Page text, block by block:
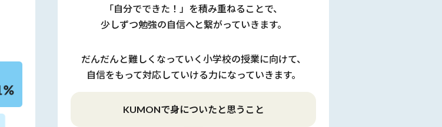
「自分でできた！」を積み重ねることで、
少しずつ勉強の自信へと繋がっていきます。
だんだんと難しくなっていく 小学校の授業に向けて、
自信をもって対応していける力になっていきます。
KUMONで身についたと思うこと